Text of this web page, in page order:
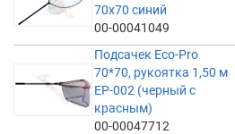
70x70 синий
00-00041049
Подсачек Eco-Pro
70*70, рукоятка 1,50 м
EP-002 (черный с
красным)
00-00047712